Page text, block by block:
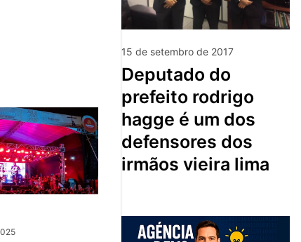
15 de setembro de 2017
deputado do
prefeito rodrigo
hagge é um dos
defensores dos
irmãos vieira lima